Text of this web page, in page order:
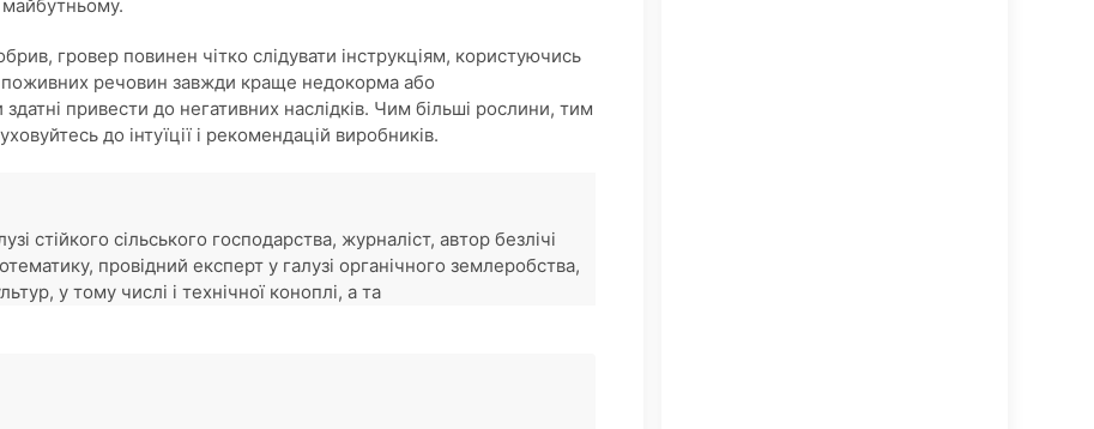
майбутньому.
гровер повинен чітко слідувати інструкціям, користуючись
поживних речовин завжди краще недокорма або
привести до негативних наслідків. Чим більші рослини, тим
до інтуїції і рекомендацій виробників.
стійкого сільського господарства, журналіст, автор безлічі
провідний експерт у галузі органічного землеробства,
у тому числі і технічної коноплі, а та